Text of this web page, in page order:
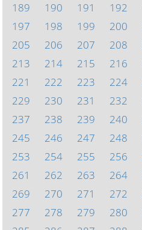
189
190 191 192
197
198 199 200
205
206 207 208
213
214 215 216
221
222 223 224
229
230 231 232
237
238 239 240
245
246 247 248
253
254 255 256
261
262 263 264
269
270 271 272
277
278 279 280